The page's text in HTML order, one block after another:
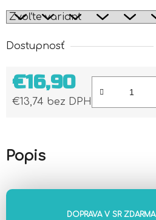
Dostupnosť
€16,90
€13,74 bez DPH
Popis
DOPRAVA V SR ZDARMA